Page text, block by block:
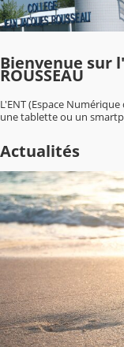
Bienvenue sur
ROUSSEAU
L'ENT (Espace
une tablette ou un
Actualités